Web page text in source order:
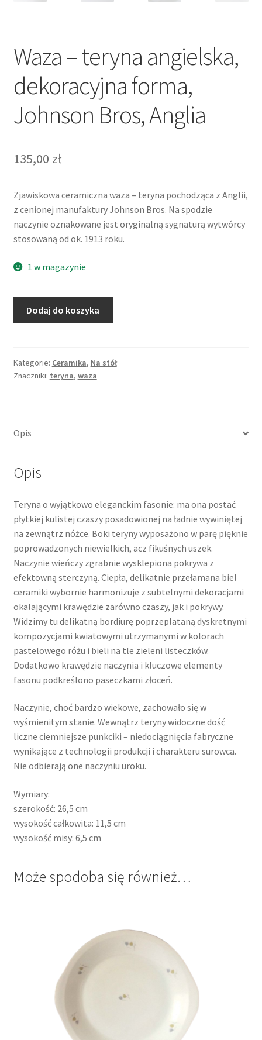
Waza – teryna angielska,
dekoracyjna forma,
Johnson Bros, Anglia
135,00 zł
Zjawiskowa ceramiczna waza – teryna pochodząca z Anglii,
z cenionej manufaktury Johnson Bros. Na spodzie
naczynie oznakowane jest oryginalną sygnaturą wytwórcy
stosowaną od ok. 1913 roku.
1 w magazynie
angielska,
dekoracyjna
Anglia
Dodaj do koszyka
Kategorie: Ceramika, Na stół
Znaczniki: teryna, waza
Opis
Opis
Teryna o wyjątkowo eleganckim fasonie: ma ona postać
płytkiej kulistej czaszy posadowionej na ładnie wywiniętej
na zewnątrz nóżce. Boki teryny wyposażono w parę pięknie
poprowadzonych niewielkich, acz fikuśnych uszek.
Naczynie wieńczy zgrabnie wysklepiona pokrywa z
efektowną sterczyną. Ciepła, delikatnie przełamana biel
ceramiki wybornie harmonizuje z subtelnymi dekoracjami
okalającymi krawędzie zarówno czaszy, jak i pokrywy.
Widzimy tu delikatną bordiurę poprzeplataną dyskretnymi
kompozycjami kwiatowymi utrzymanymi w kolorach
pastelowego różu i bieli na tle zieleni listeczków.
Dodatkowo krawędzie naczynia i kluczowe elementy
fasonu podkreślono paseczkami złoceń.
Naczynie, choć bardzo wiekowe, zachowało się w
wyśmienitym stanie. Wewnątrz teryny widoczne dość
liczne ciemniejsze punkciki – niedociągnięcia fabryczne
wynikające z technologii produkcji i charakteru surowca.
Nie odbierają one naczyniu uroku.
Wymiary:
szerokość: 26,5 cm
wysokość całkowita: 11,5 cm
wysokość misy: 6,5 cm
Może spodoba się również…